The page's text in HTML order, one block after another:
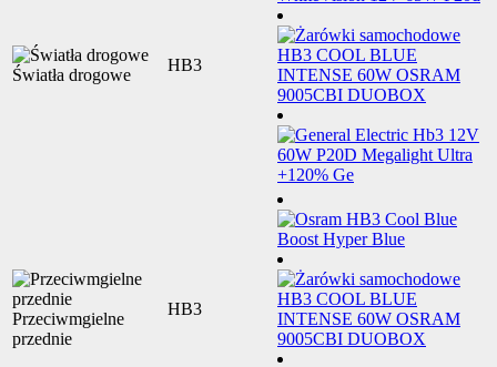
Światła drogowe
HB3
Przeciwmgielne
przednie
HB3